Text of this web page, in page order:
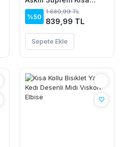
Elbise
%50
1.680,99 TL
839,99 TL
Sepete Ekle